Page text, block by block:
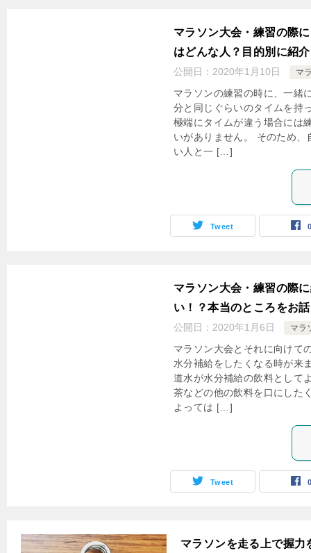
マラソン大会・練習の際
はどんな人？目的別に紹
公開日： 2020年1月10日 マ
マラソンの練習の時に、一緒
分と同じぐらいのタイムを持
極端にタイムが違う場合には
いがありません。 そのため
い人と一 […]
Tweet
マラソン大会・練習の際
い！？本当のところをお
公開日： 2020年1月6日 マラ
マラソン大会とそれに向けて
水分補給をしたくなる時が来
道水が水分補給の飲料として
茶などの他の飲料を口にした
よっては […]
Tweet
マラソンを走る上で握力